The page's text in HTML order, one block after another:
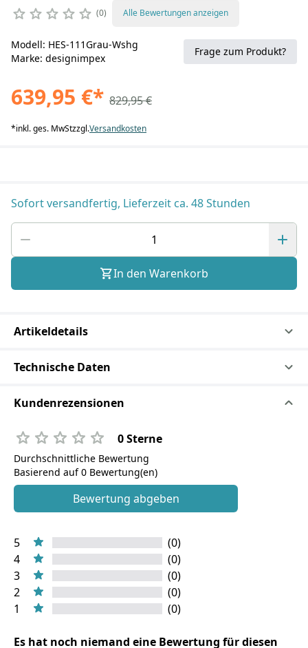
0 Alle Bewertungen anzeigen
Modell: HES-111Grau-Wshg
Marke: designimpex
Frage zum Produkt?
639,95 €* 829,95 €
*inkl. ges. MwStzzgl.Versandkosten
Sofort versandfertig, Lieferzeit ca. 48 Stunden
In den Warenkorb
Artikeldetails
Technische Daten
Kundenrezensionen
0 Sterne
Durchschnittliche Bewertung
Basierend auf 0 Bewertung(en)
Bewertung abgeben
5
(0)
4
(0)
3
(0)
2
(0)
1
(0)
Es hat noch niemand eine Bewertung für diesen